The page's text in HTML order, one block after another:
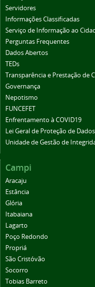
Servidores
Informações Classificadas
Serviço de Informação ao
Perguntas Frequentes
Dados Abertos
TEDs
Transparência e Prestação de
Governança
Nepotismo
FUNCEFET
Enfrentamento à COVID19
Lei Geral de Proteção de Dados
Unidade de Gestão de
Campi
Aracaju
Estância
Glória
Itabaiana
Lagarto
Poço Redondo
Propriá
São Cristóvão
Socorro
Tobias Barreto